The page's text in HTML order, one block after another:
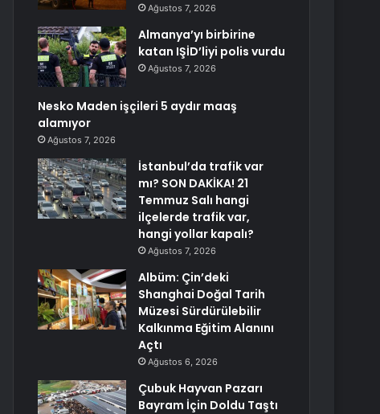
Ağustos 7, 2026
Almanya’yı birbirine
katan IŞİD’liyi polis vurdu
Ağustos 7, 2026
Nesko Maden işçileri 5 aydır maaş
alamıyor
Ağustos 7, 2026
İstanbul’da trafik var
mı? SON DAKİKA! 21
Temmuz Salı hangi
ilçelerde trafik var,
hangi yollar kapalı?
Ağustos 7, 2026
Albüm: Çin’deki
Shanghai Doğal Tarih
Müzesi Sürdürülebilir
Kalkınma Eğitim Alanını
Açtı
Ağustos 6, 2026
Çubuk Hayvan Pazarı
Bayram İçin Doldu Taştı